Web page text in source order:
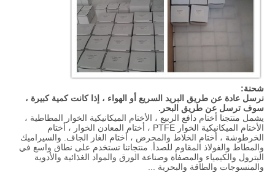
شحنة:
نرسل عادة عن طريق البريد السريع أو الهواء ، إذا كانت كمية كبيرة ،
سوف ترسل عن طريق البحر.
يشمل منتجنا أختام دافع الربيع ، الأختام الميكانيكية الخوار المطاطية ،
الأختام الميكانيكية الخوار PTFE ، أختام المعادن الخوار ، أختام
الخرطوشة ، أختام الخلاط والمحرض ، أختام الغاز الجاف. والسيراميك
والمطاط والفولاذ المقاوم للصدأ. منتجاتنا تستخدم على نطاق واسع في
البترول والكيمياء والمصفاة وصناعة الورق والمواد الغذائية والأدوية
والمنسوجات والطاقة والبحرية ...